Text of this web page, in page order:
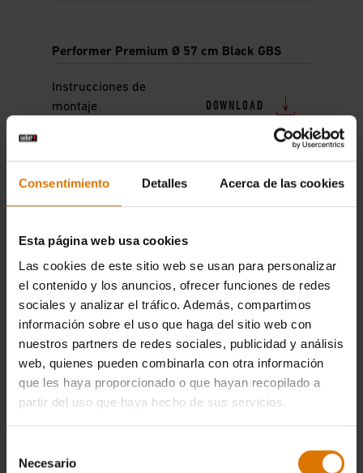
Consentimiento Detalles Acerca de las cookies
Esta página web usa cookies
Las cookies de este sitio web se usan para personalizar
el contenido y los anuncios, ofrecer funciones de redes
sociales y analizar el tráfico. Además, compartimos
información sobre el uso que haga del sitio web con
nuestros partners de redes sociales, publicidad y análisis
web, quienes pueden combinarla con otra información
que les haya proporcionado o que hayan recopilado a
partir del uso que haya hecho de sus servicios.
Necesario
Performer Premium Ø 57 cm Black GBS
Instrucciones de
montaje
DOWNLOAD
(44.74 MB)
DOWNLOAD
Smokey Joe Premium Ø 37 cm Black
Instrucciones de
montaje
DOWNLOAD
Manual de usuario
(30.21 MB)
DOWNLOAD